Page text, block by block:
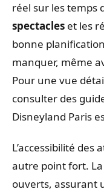
réel sur les temps
spectacles et les
bonne
manquer, même
Pour une vue
consulter des
Disneyland Paris
L’accessibilité
autre point fort.
ouverts, assurant